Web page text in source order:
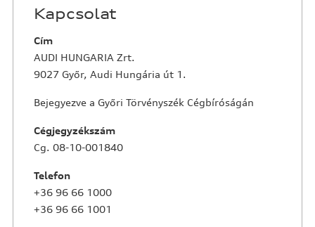
Kapcsolat
Cím
AUDI HUNGARIA Zrt.
9027 Győr, Audi Hungária út 1.
Bejegyezve a Győri Törvényszék Cégbíróságán
Cégjegyzékszám
Cg. 08-10-001840
Telefon
+36 96 66 1000
+36 96 66 1001